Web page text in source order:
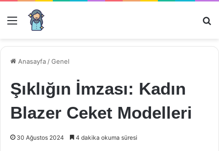
Menü
Anasayfa /Genel
Şıklığın İmzası: Kadın
Blazer Ceket Modelleri
30 Ağustos 2024 4 dakika okuma süresi